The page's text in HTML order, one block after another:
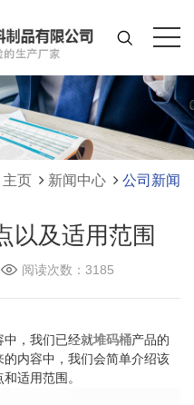
页 新闻中心 公司新闻
以及适用范围
阅读次数：3185
中，我们已经就堆码桶产品的
内容中，我们会简单介绍该
适用范围。